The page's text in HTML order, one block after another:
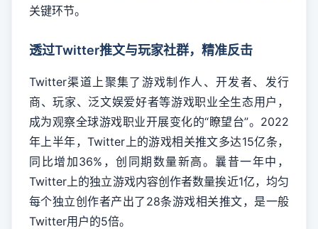
关键环节。
透过Twitter推文与玩家社群，精准反击
Twitter渠道上聚集了游戏制作人、开发者、发行
商、玩家、泛文娱爱好者等游戏职业全生态用户，
成为观察全球游戏职业开展变化的“瞭望台”。2022
年上半年，Twitter上的游戏相关推文多达15亿条，
同比增加36%，创同期数量新高。曩昔一年中，
Twitter上的独立游戏内容创作者数量挨近1亿，均匀
每个独立创作者产出了28条游戏相关推文，是一般
Twitter用户的5倍。